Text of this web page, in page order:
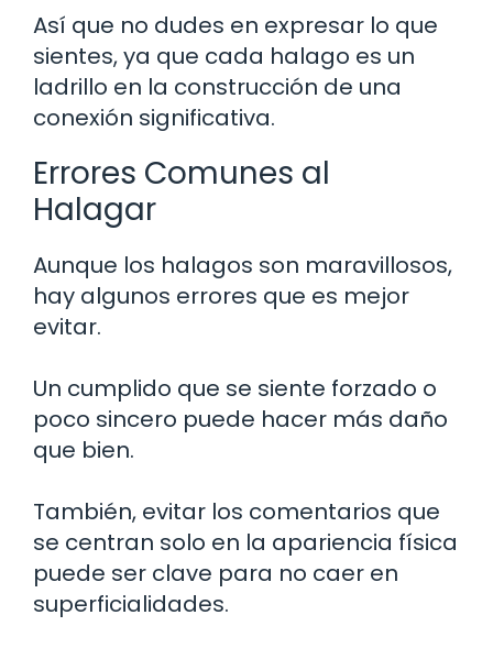
Así que no dudes en expresar lo que
sientes, ya que cada halago es un
ladrillo en la construcción de una
conexión significativa.
Errores Comunes al
Halagar
Aunque los halagos son maravillosos,
hay algunos errores que es mejor
evitar.
Un cumplido que se siente forzado o
poco sincero puede hacer más daño
que bien.
También, evitar los comentarios que
se centran solo en la apariencia física
puede ser clave para no caer en
superficialidades.